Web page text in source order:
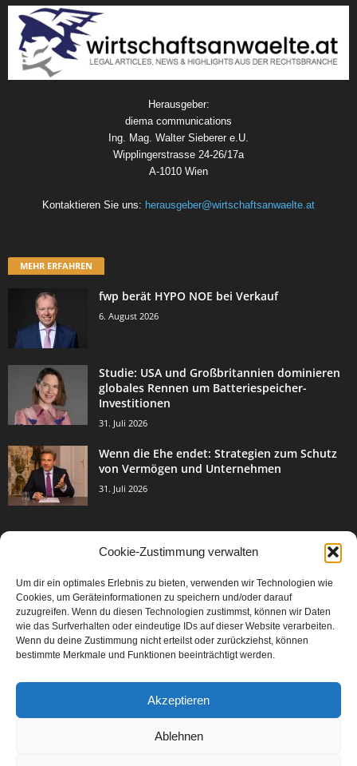
Cookie-Zustimmung verwalten
Um dir ein optimales Erlebnis zu bieten, verwenden wir Technologien wie
Cookies, um Geräteinformationen zu speichern und/oder darauf
zuzugreifen. Wenn du diesen Technologien zustimmst, können wir Daten
wie das Surfverhalten oder eindeutige IDs auf dieser Website verarbeiten.
Wenn du deine Zustimmung nicht erteilst oder zurückziehst, können
bestimmte Merkmale und Funktionen beeinträchtigt werden.
Akzeptieren
Ablehnen
Herausgeber:
diema communications
Ing. Mag. Walter Sieberer e.U.
Wipplingerstrasse 24-26/17a
A-1010 Wien
Kontaktieren Sie uns: herausgeber@wirtschaftsanwaelte.at
MEHR ERFAHREN
fwp berät HYPO NOE bei Verkauf
6. August 2026
Studie: USA und Großbritannien dominieren
globales Rennen um Batteriespeicher-
Investitionen
31. Juli 2026
Wenn die Ehe endet: Strategien zum Schutz
von Vermögen und Unternehmen
31. Juli 2026
Events & Success 3003
Breaking News 2067
Aktuelles
Featured Article
Karriere 567